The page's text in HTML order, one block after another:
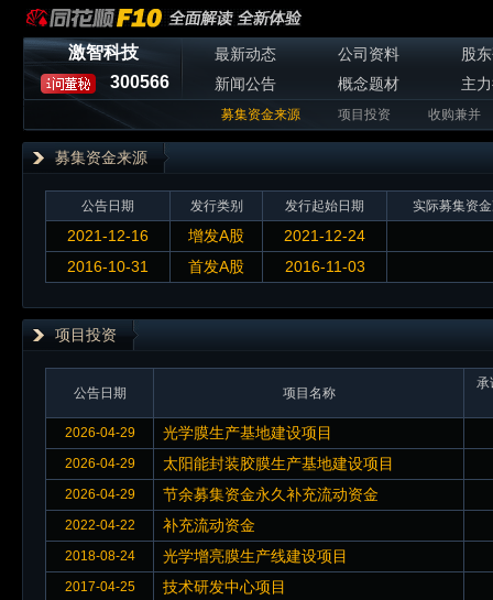
激智科技
300566
最新动态 公司资料
股
新闻公告
概念题材 主
募集资金来源 项目投资 收购兼并
募集资金来源
公告日期 发行类别 发行起始日期 实际募集资
2021-12-16 增发A股
2021-12-24
2016-10-31
首发A股 2016-11-03
项目投资
公告日期 项目名称
承
2026-04-29 光学膜生产基地建设项目
2026-04-29 太阳能封装胶膜生产基地建设项目
2026-04-29 节余募集资金永久补充流动资金
2022-04-22 补充流动资金
2018-08-24 光学增亮膜生产线建设项目
2017-04-25 技术研发中心项目